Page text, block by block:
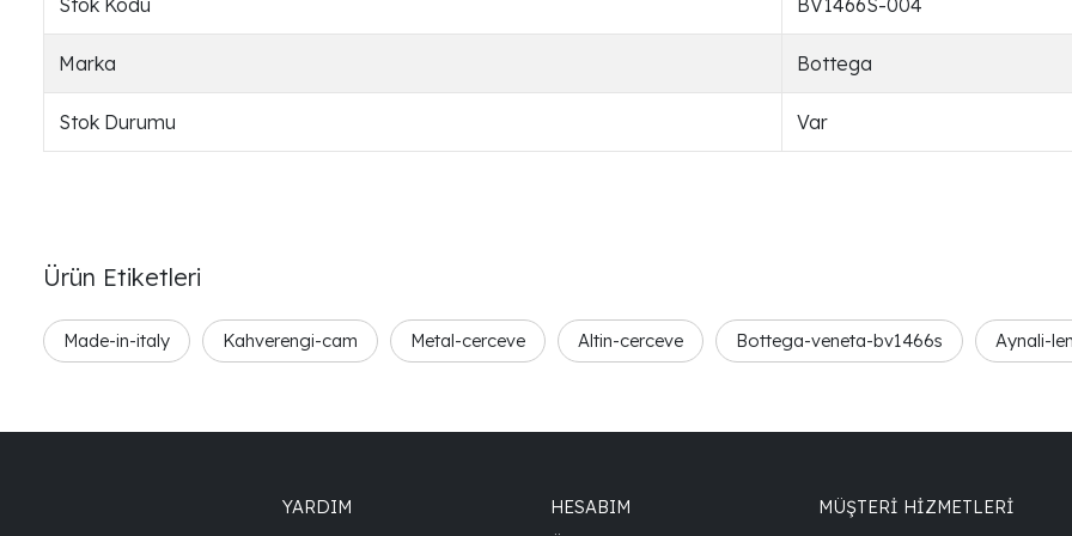
Marka Bottega
Stok Durumu Var
Ürün Etiketleri
Made-in-italy Kahverengi-cam Metal-cerceve Altin-cerceve Bottega-veneta-bv1466s Aynali-
YARDIM
HESABIM
MÜŞTERİ HİZMETLERİ